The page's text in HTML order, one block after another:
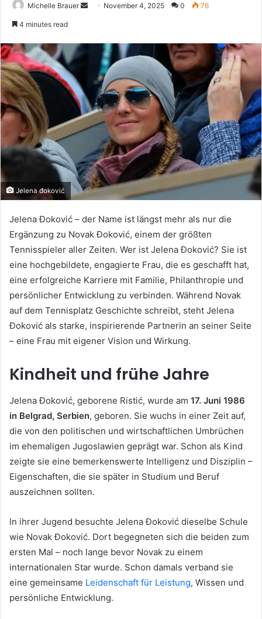
Michelle Brauer
Send November 4, 2025 0 76
4 minutes read
Jelena đoković
Jelena Đoković – der Name ist längst mehr als nur die
Ergänzung zu Novak Đoković, einem der größten
Tennisspieler aller Zeiten. Wer ist Jelena Đoković? Sie ist
eine hochgebildete, engagierte Frau, die es geschafft hat,
eine erfolgreiche Karriere mit Familie, Philanthropie und
persönlicher Entwicklung zu verbinden. Während Novak
auf dem Tennisplatz Geschichte schreibt, steht Jelena
Đoković als starke, inspirierende Partnerin an seiner Seite
– eine Frau mit eigener Vision und Wirkung.
Kindheit und frühe Jahre
Jelena Đoković, geborene Ristić, wurde am 17. Juni 1986
in Belgrad, Serbien, geboren. Sie wuchs in einer Zeit auf,
die von den politischen und wirtschaftlichen Umbrüchen
im ehemaligen Jugoslawien geprägt war. Schon als Kind
zeigte sie eine bemerkenswerte Intelligenz und Disziplin –
Eigenschaften, die sie später in Studium und Beruf
auszeichnen sollten.
In ihrer Jugend besuchte Jelena Đoković dieselbe Schule
wie Novak Đoković. Dort begegneten sich die beiden zum
ersten Mal – noch lange bevor Novak zu einem
internationalen Star wurde. Schon damals verband sie
eine gemeinsame Leidenschaft für Leistung, Wissen und
persönliche Entwicklung.